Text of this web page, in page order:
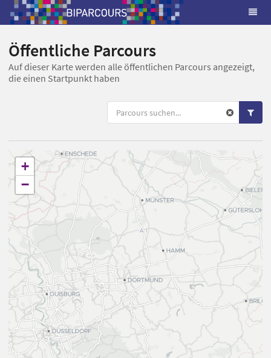
Öffentliche Parcours
Auf dieser Karte werden alle öffentlichen Parcours angezeigt,
die einen Startpunkt haben
+
−